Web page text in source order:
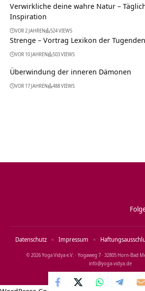
Verwirkliche deine wahre Natur –
Inspiration
VOR 2 JAHREN 524 VIEWS
Strenge – Vortrag Lexikon der Tugenden
VOR 10 JAHREN 503 VIEWS
Überwindung der inneren Dämonen
VOR 17 JAHREN 488 VIEWS
© 2026 Yoga Vidya e.V. · Yogaweg 7 · 32805 Horn‑Bad
info@yoga‑vidya.de
Datenschutz Impressum